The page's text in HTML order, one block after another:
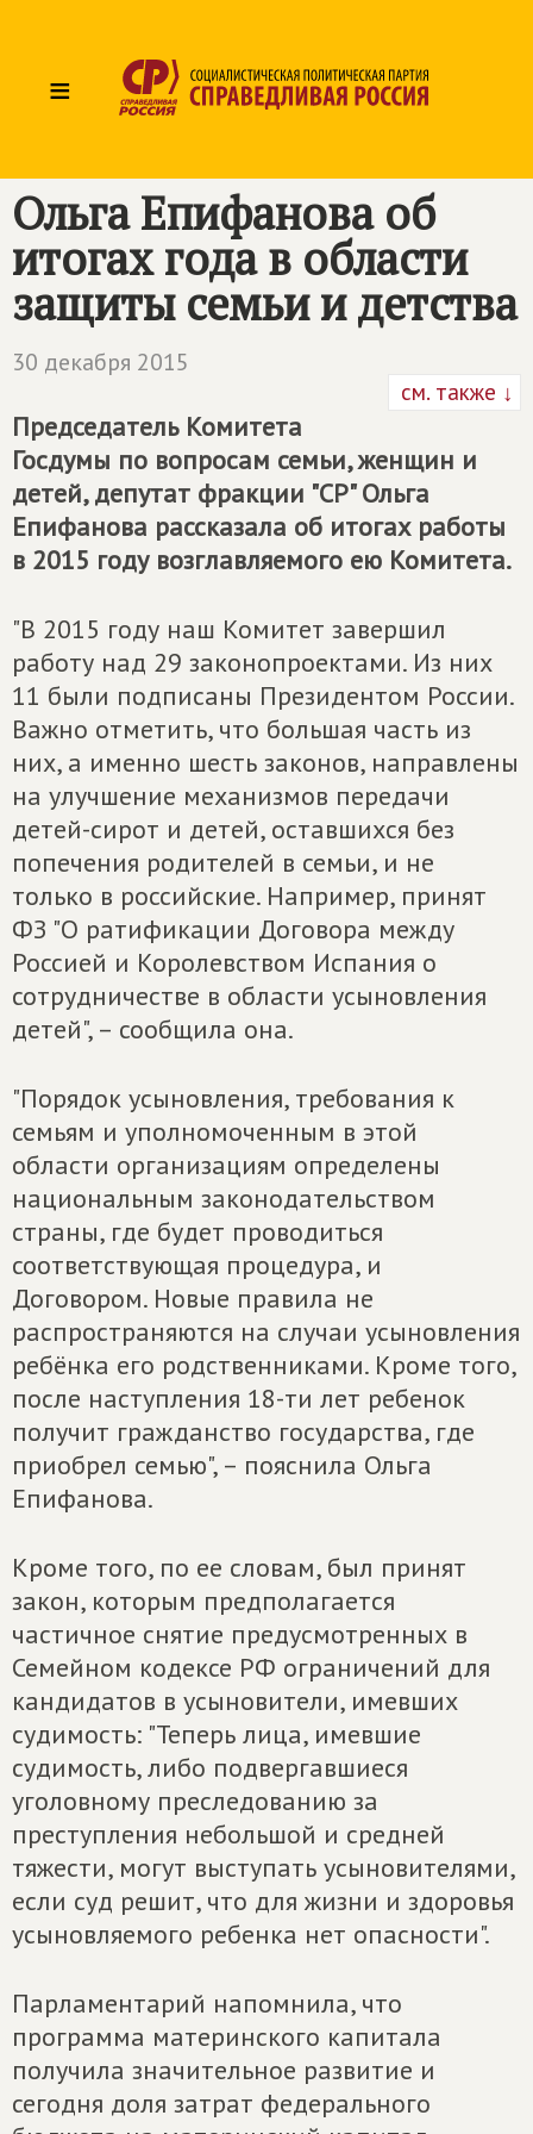
≡
Ольга Епифанова об
итогах года в области
защиты семьи и детства
30 декабря 2015
см. также ↓
Председатель Комитета
Госдумы по вопросам семьи, женщин и
детей, депутат фракции "СР" Ольга
Епифанова рассказала об итогах работы
в 2015 году возглавляемого ею Комитета.
"В 2015 году наш Комитет завершил
работу над 29 законопроектами. Из них
11 были подписаны Президентом России.
Важно отметить, что большая часть из
них, а именно шесть законов, направлены
на улучшение механизмов передачи
детей-сирот и детей, оставшихся без
попечения родителей в семьи, и не
только в российские. Например, принят
ФЗ "О ратификации Договора между
Россией и Королевством Испания о
сотрудничестве в области усыновления
детей", – сообщила она.
"Порядок усыновления, требования к
семьям и уполномоченным в этой
области организациям определены
национальным законодательством
страны, где будет проводиться
соответствующая процедура, и
Договором. Новые правила не
распространяются на случаи усыновления
ребёнка его родственниками. Кроме того,
после наступления 18-ти лет ребенок
получит гражданство государства, где
приобрел семью", – пояснила Ольга
Епифанова.
Кроме того, по ее словам, был принят
закон, которым предполагается
частичное снятие предусмотренных в
Семейном кодексе РФ ограничений для
кандидатов в усыновители, имевших
судимость: "Теперь лица, имевшие
судимость, либо подвергавшиеся
уголовному преследованию за
преступления небольшой и средней
тяжести, могут выступать усыновителями,
если суд решит, что для жизни и здоровья
усыновляемого ребенка нет опасности".
Парламентарий напомнила, что
программа материнского капитала
получила значительное развитие и
сегодня доля затрат федерального